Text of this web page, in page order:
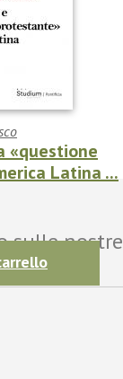
«questione
Latina ...
sulle nostre